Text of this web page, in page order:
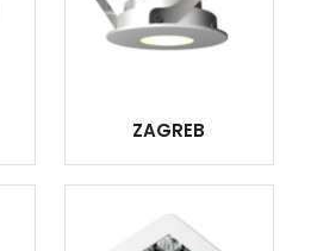
ZAGREB